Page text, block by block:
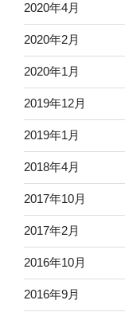
2020年4月
2020年2月
2020年1月
2019年12月
2019年1月
2018年4月
2017年10月
2017年2月
2016年10月
2016年9月